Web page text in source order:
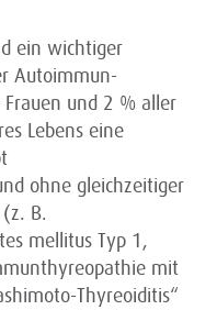
ein wichtiger
Autoimmun-
und 2 % aller
Lebens eine
ohne gleichzeitiger
B.
mellitus Typ 1,
mit
Thyreoiditis“